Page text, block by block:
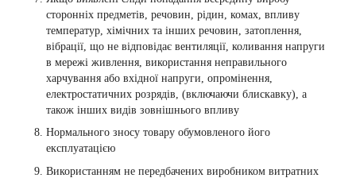
сторонніх предметів, речовин, рідин, комах, впливу
температур, хімічних та інших речовин, затоплення,
вібрації, що не відповідає вентиляції, коливання напруги
в мережі живлення, використання неправильного
харчування або вхідної напруги, опромінення,
електростатичних розрядів, (включаючи блискавку), а
також інших видів зовнішнього впливу
Нормального зносу товару обумовленого його
експлуатацією
Використанням не передбачених виробником витратних